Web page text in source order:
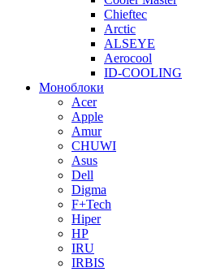
Chieftec
Arctic
ALSEYE
Aerocool
ID-COOLING
Моноблоки
Acer
Apple
Amur
CHUWI
Asus
Dell
Digma
F+Tech
Hiper
HP
IRU
IRBIS